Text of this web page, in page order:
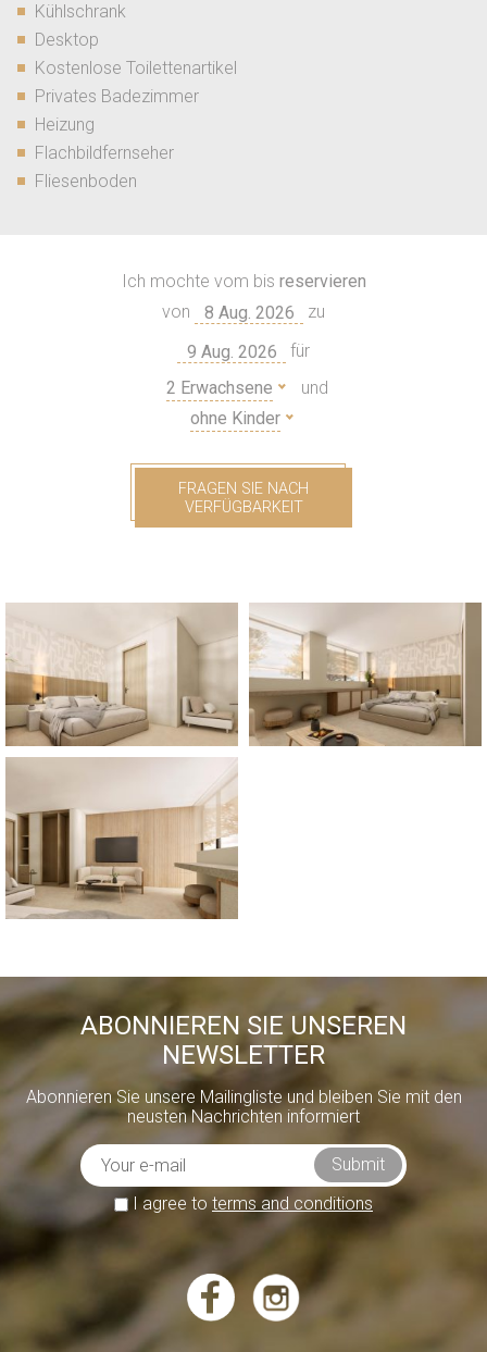
Kühlschrank
Desktop
Kostenlose Toilettenartikel
Privates Badezimmer
Heizung
Flachbildfernseher
Fliesenboden
Ich mochte vom bis reservieren
von
zu
für
2 Erwachsene
und
ohne Kinder
FRAGEN SIE NACH
VERFÜGBARKEIT
ABONNIEREN SIE UNSEREN
NEWSLETTER
Abonnieren Sie unsere Mailingliste und bleiben Sie mit den
neusten Nachrichten informiert
I agree to terms and conditions